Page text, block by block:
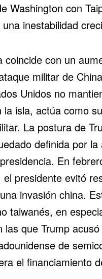
Washington con
inestabilidad
coincide con un
militar de
Unidosno
la isla, actúa como
La postura de
definida por
En
presidente evitó
invasión china.
taiwanés, en
las que Trump acusó
de
el financiamiento